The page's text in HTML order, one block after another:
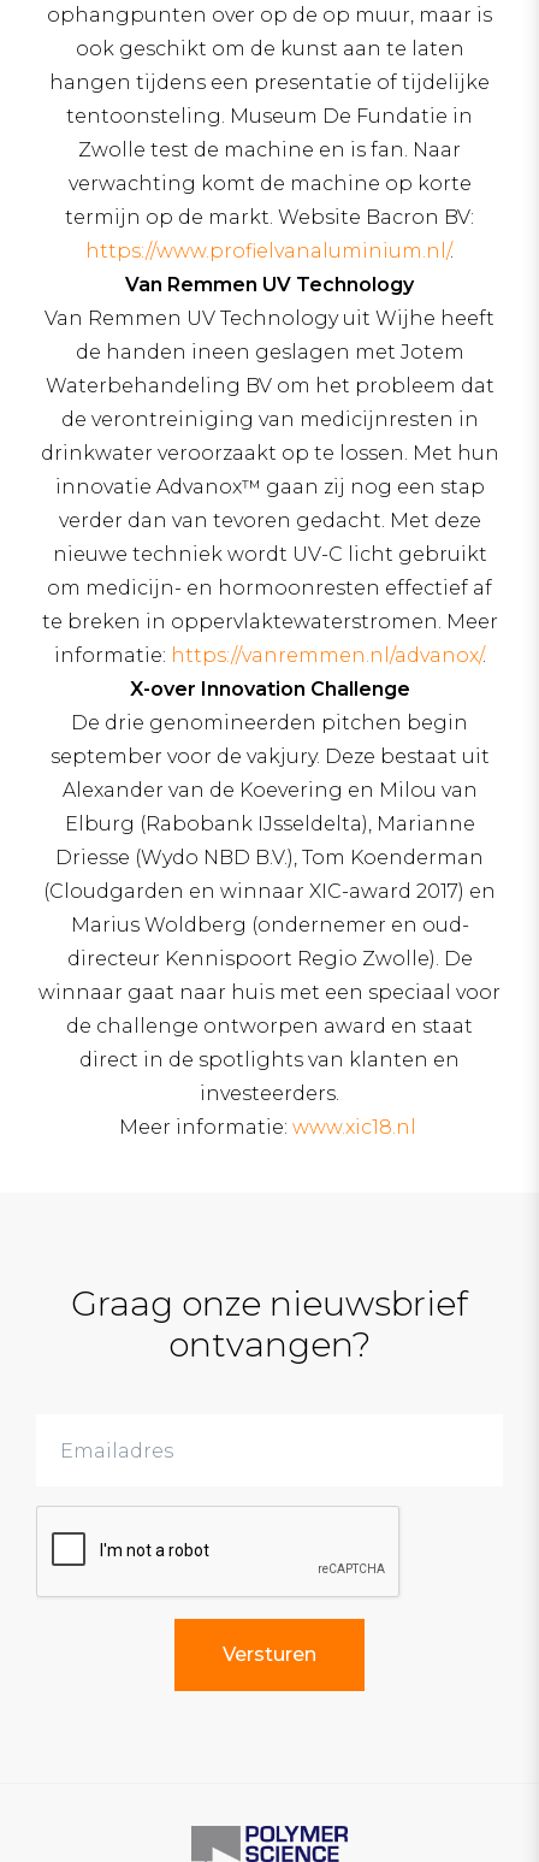
ophangpunten over op de op muur, maar is
ook geschikt om de kunst aan te laten
hangen tijdens een presentatie of tijdelijke
tentoonsteling. Museum De Fundatie in
Zwolle test de machine en is fan. Naar
verwachting komt de machine op korte
termijn op de markt. Website Bacron BV:
https://www.profielvanaluminium.nl/.
Van Remmen UV Technology
Van Remmen UV Technology uit Wijhe heeft
de handen ineen geslagen met Jotem
Waterbehandeling BV om het probleem dat
de verontreiniging van medicijnresten in
drinkwater veroorzaakt op te lossen. Met hun
innovatie Advanox™ gaan zij nog een stap
verder dan van tevoren gedacht. Met deze
nieuwe techniek wordt UV-C licht gebruikt
om medicijn- en hormoonresten effectief af
te breken in oppervlaktewaterstromen. Meer
informatie: https://vanremmen.nl/advanox/.
X-over Innovation Challenge
De drie genomineerden pitchen begin
september voor de vakjury. Deze bestaat uit
Alexander van de Koevering en Milou van
Elburg (Rabobank IJsseldelta), Marianne
Driesse (Wydo NBD B.V.), Tom Koenderman
(Cloudgarden en winnaar XIC-award 2017) en
Marius Woldberg (ondernemer en oud-
directeur Kennispoort Regio Zwolle). De
winnaar gaat naar huis met een speciaal voor
de challenge ontworpen award en staat
direct in de spotlights van klanten en
investeerders.
Meer informatie: www.xic18.nl
Graag onze nieuwsbrief
ontvangen?